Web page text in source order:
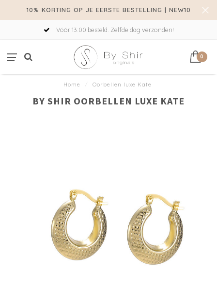
10% KORTING OP JE EERSTE BESTELLING | NEW10
Vóór 13:00 besteld. Zelfde dag verzonden!
0
Home / Oorbellen luxe Kate
BY SHIR OORBELLEN LUXE KATE